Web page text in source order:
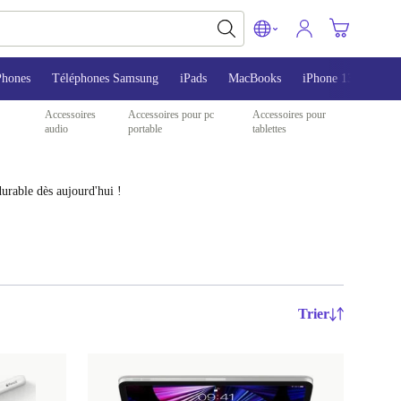
Téléphones Samsung iPads MacBooks iPhone 13
Accessoires
audio
Accessoires pour pc
portable
Accessoires pour
tablettes
dès aujourd'hui !
Trier